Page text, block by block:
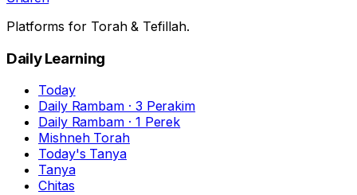
Platforms for Torah & Tefillah.
Daily Learning
Today
Daily Rambam · 3 Perakim
Daily Rambam · 1 Perek
Mishneh Torah
Today's Tanya
Tanya
Chitas